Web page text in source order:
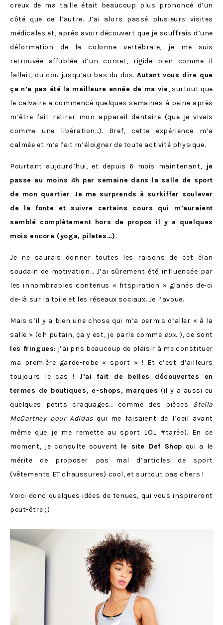
creux de ma taille était beaucoup plus prononcé d’un
côté que de l’autre. J’ai alors passé plusieurs visites
médicales et, après avoir découvert que je souffrais d’une
déformation de la colonne vertébrale, je me suis
retrouvée affublée d’un corset, rigide bien comme il
fallait, du cou jusqu’au bas du dos. Autant vous dire que
ça n’a pas été la meilleure année de ma vie, surtout que
le calvaire a commencé quelques semaines à peine après
m’être fait retirer mon appareil dentaire (que je vivais
comme une libération…). Bref, cette expérience m’a
calmée et m’a fait m’éloigner de toute activité physique.
Pourtant aujourd’hui, et depuis 6 mois maintenant, je
passe au moins 4h par semaine dans la salle de sport
de mon quartier. Je me surprends à surkiffer soulever
de la fonte et suivre certains cours qui m’auraient
semblé complètement hors de propos il y a quelques
mois encore (yoga, pilates…).
Je ne saurais donner toutes les raisons de cet élan
soudain de motivation… J’ai sûrement été influencée par
les innombrables contenus « fitspiration » glanés de-ci
de-là sur la toile et les réseaux sociaux. Je l’avoue.
Mais s’il y a bien une chose qui m’a permis d’aller « à la
salle » (oh putain, ça y est, je parle comme eux…), ce sont
les fringues: j’ai pris beaucoup de plaisir à me constituer
ma première garde-robe « sport » ! Et c’est d’ailleurs
toujours le cas ! J’ai fait de belles découvertes en
termes de boutiques, e-shops, marques (il y a aussi eu
quelques petits craquages… comme des pièces Stella
McCartney pour Adidasqui me faisaient de l’oeil avant
même que je me remette au sport LOL #tarée). En ce
moment, je consulte souvent le site Def Shop qui a le
mérite de proposer pas mal d’articles de sport
(vêtements ET chaussures) cool, et surtout pas chers !
Voici donc quelques idées de tenues, qui vous inspireront
peut-être ;)